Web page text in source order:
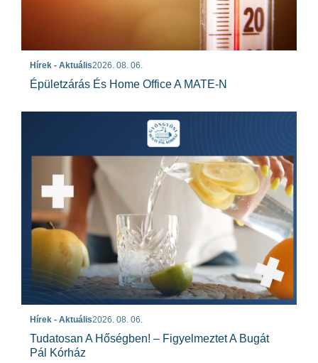
Hírek - Aktuális2026. 08. 06.
Épületzárás És Home Office A MATE-N
Hírek - Aktuális2026. 08. 06.
Tudatosan A Hőségben! – Figyelmeztet A Bugát
Pál Kórház